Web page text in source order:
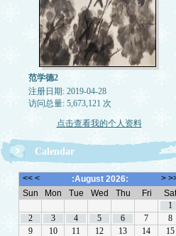
范学德2
注册日期: 2019-04-28
访问总量: 5,673,121 次
点击查看我的个人资料
Calendar